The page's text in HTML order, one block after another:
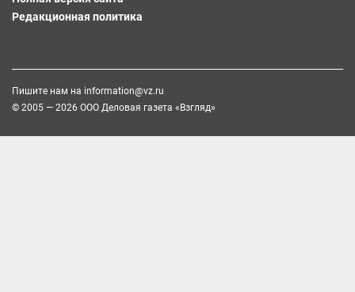
Редакционная политика
Пишите нам на information@vz.ru
© 2005 — 2026 ООО Деловая газета «Взгляд»